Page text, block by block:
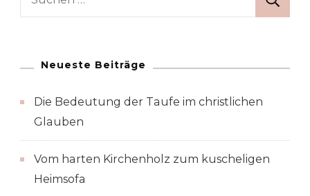
Neueste Beiträge
Die Bedeutung der Taufe im christlichen
Glauben
Vom harten Kirchenholz zum kuscheligen
Heimsofa